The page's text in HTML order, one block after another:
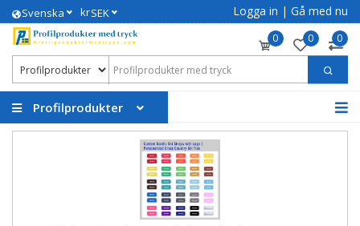
Svenska krSEK Logga in | Gå med nu
0 0 0
Profilprodukter